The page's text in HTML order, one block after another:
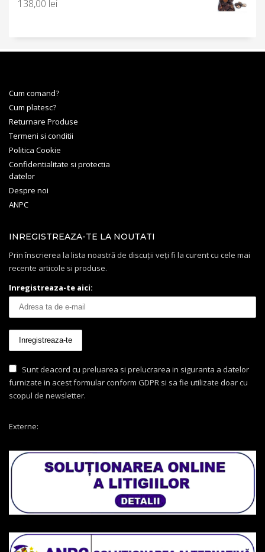
138,00 lei
Cum comand?
Cum platesc?
Returnare Produse
Termeni si conditii
Politica Cookie
Confidentialitate si protectia
datelor
Despre noi
ANPC
INREGISTREAZA-TE LA NOUTATI
Prin înscrierea la lista noastră de discuții veți fi la curent cu cele mai
recente articole si produse.
Inregistreaza-te aici:
Sunt deacord cu preluarea si prelucrarea in siguranta a datelor
furnizate in acest formular conform GDPR si sa fie utilizate doar cu
scopul de newsletter.
Externe: